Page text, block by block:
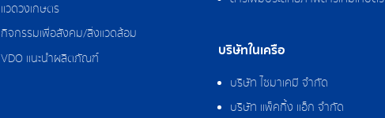
แวดวงเกษตร
กิจกรรมเพื่อสังคม/สิ่งแวดล้อม
VDO แนะนำผลิตภัณฑ์
บริษัทในเครือ
บริษัท ไซมาเคมี จำกัด
บริษัท แพ็คกิ้ง แอ็ก จำกัด